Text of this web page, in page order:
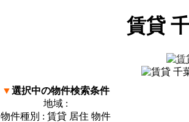
賃貸
▼選択中の物件検索条件
地域 :
物件種別 : 賃貸 居住 物件